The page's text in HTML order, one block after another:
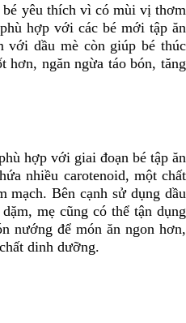
yêu thích vì có mùi vị thơm
hợp với các bé mới tập ăn
với dầu mè còn giúp bé thúc
hơn, ngăn ngừa táo bón, tăng
hợp với giai đoạn bé tập ăn
nhiều carotenoid, một chất
mạch. Bên cạnh sử dụng dầu
mẹ cũng có thể tận dụng
nướng để món ăn ngon hơn,
dinh dưỡng.